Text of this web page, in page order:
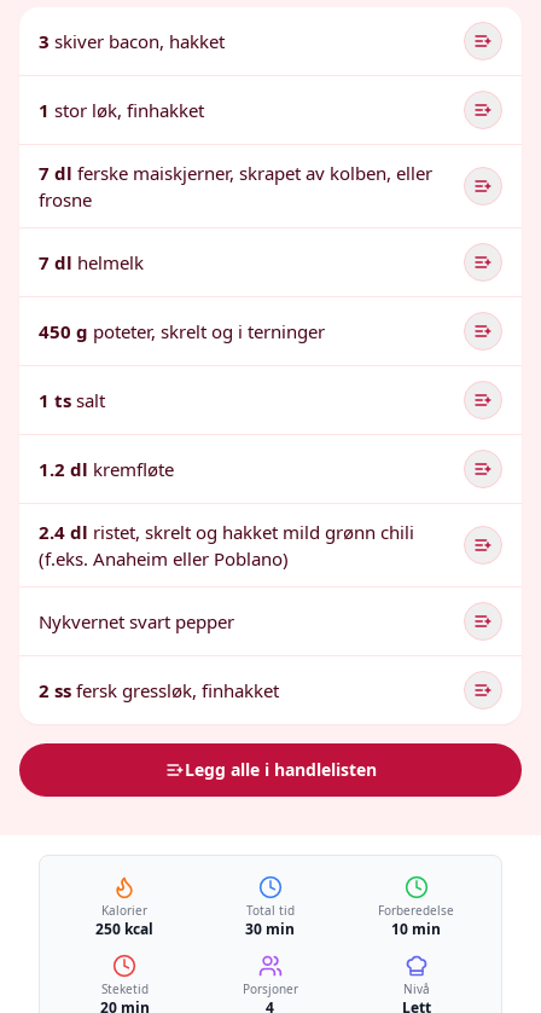
3 skiver bacon, hakket
1 stor løk, finhakket
7 dl ferske maiskjerner, skrapet av kolben, eller
frosne
7 dl helmelk
450 g poteter, skrelt og i terninger
1 ts salt
1.2 dl kremfløte
2.4 dl ristet, skrelt og hakket mild grønn chili
(f.eks. Anaheim eller Poblano)
Nykvernet svart pepper
2 ss fersk gressløk, finhakket
Legg alle i handlelisten
Kalorier
250 kcal
Total tid
30 min
Forberedelse
10 min
Steketid
20 min
Porsjoner
4
Nivå
Lett